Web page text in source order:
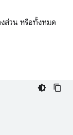
ส่วน หรือทั้งหมด